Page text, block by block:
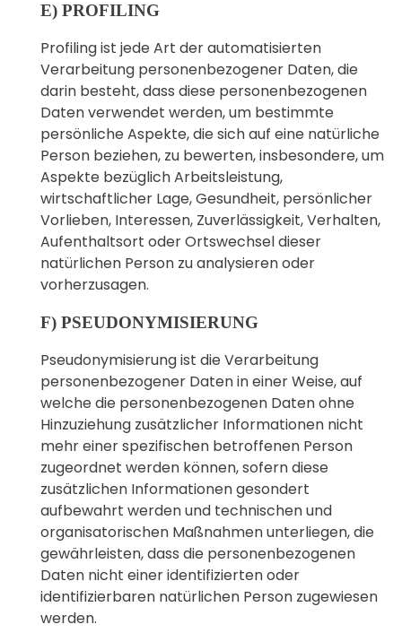
E) PROFILING
Profiling ist jede Art der automatisierten
Verarbeitung personenbezogener Daten, die
darin besteht, dass diese personenbezogenen
Daten verwendet werden, um bestimmte
persönliche Aspekte, die sich auf eine natürliche
Person beziehen, zu bewerten, insbesondere, um
Aspekte bezüglich Arbeitsleistung,
wirtschaftlicher Lage, Gesundheit, persönlicher
Vorlieben, Interessen, Zuverlässigkeit, Verhalten,
Aufenthaltsort oder Ortswechsel dieser
natürlichen Person zu analysieren oder
vorherzusagen.
F) PSEUDONYMISIERUNG
Pseudonymisierung ist die Verarbeitung
personenbezogener Daten in einer Weise, auf
welche die personenbezogenen Daten ohne
Hinzuziehung zusätzlicher Informationen nicht
mehr einer spezifischen betroffenen Person
zugeordnet werden können, sofern diese
zusätzlichen Informationen gesondert
aufbewahrt werden und technischen und
organisatorischen Maßnahmen unterliegen, die
gewährleisten, dass die personenbezogenen
Daten nicht einer identifizierten oder
identifizierbaren natürlichen Person zugewiesen
werden.